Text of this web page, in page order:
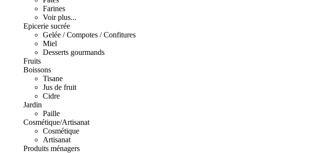
Farines
Voir plus...
Epicerie sucrée
Gelée / Compotes / Confitures
Miel
Desserts gourmands
Fruits
Boissons
Tisane
Jus de fruit
Cidre
Jardin
Paille
Cosmétique/Artisanat
Cosmétique
Artisanat
Produits ménagers